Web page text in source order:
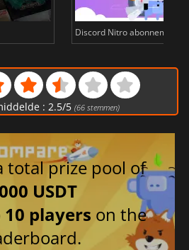
Discord Nitro
: 2.5/5 (66stemmen)
total prize pool of
USDT
players on the